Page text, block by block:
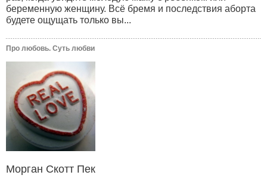
беременную женщину. Всё бремя и последствия аборта
будете ощущать только вы...
Про любовь. Суть любви
Морган Скотт Пек